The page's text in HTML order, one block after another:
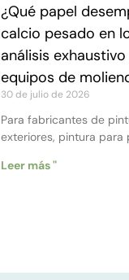
¿Qué papel
calcio pesado en
análisis
equipos de
30 de julio de 2026
Para fabricantes de
exteriores, pintura para
Leer más "